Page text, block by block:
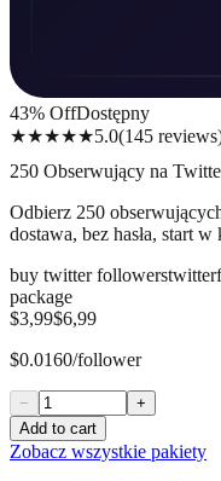
43% OffDostępny
★★★★★5.0(145 reviews
250 Obserwujący na
Odbierz 250
dostawa, bez hasła, start
buy twitter followerstwitter
package
$3,99$6,99
$0.0160/follower
−
+
Add to cart
Zobacz wszystkie pakiety